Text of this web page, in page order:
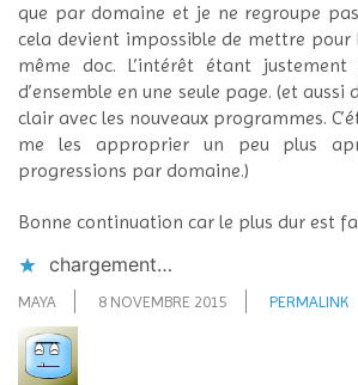
que par domaine et je ne regroupe
cela devient impossible de mettre pour
même doc. L’intérêt étant justement
d’ensemble en une seule page. (et aussi
clair avec les nouveaux programmes.
me les approprier un peu plus
progressions par domaine.)
Bonne continuation car le plus dur est
chargement…
MAYA 8 NOVEMBRE 2015 PERMALINK